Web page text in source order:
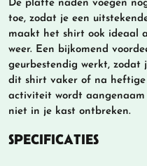
De platte naden voegen
toe, zodat je een
maakt het shirt ook ideaal
weer. Een bijkomend
geurbestendig werkt,
dit shirt vaker of na
activiteit wordt
niet in je kast ontbreken.
SPECIFICATIES